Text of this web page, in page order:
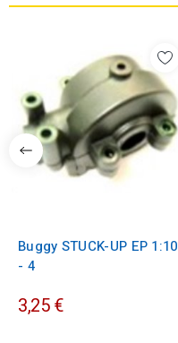
Buggy STUCK-UP EP 1:10
- 4
3,25 €